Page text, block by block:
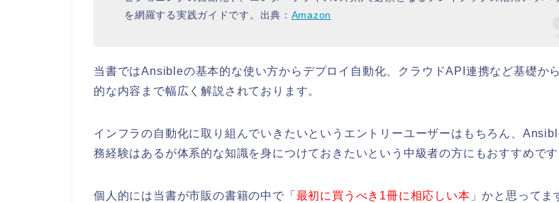
を網羅する実践ガイドです。出典： Amazon
当書ではAnsibleの基本的な使い方からデプロイ自動化、クラウドAPI連携など基礎か
的な内容まで幅広く解説されております。
インフラの自動化に取り組んでいきたいというエントリーユーザーはもちろん、
務経験はあるが体系的な知識を身につけておきたいという中級者の方にもおすすめです
個人的には当書が市販の書籍の中で「 最初に買うべき1冊に相応しい本 」かと思ってま